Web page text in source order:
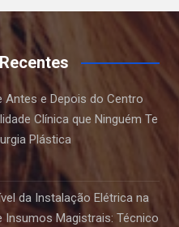
Antes e Depois do Centro
Clínica que Ninguém Te
Plástica
da Instalação Elétrica na
Insumos Magistrais: Técnico